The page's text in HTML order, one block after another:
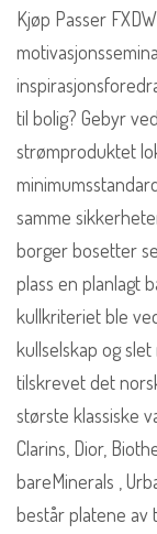
Kjøp Passer
til bolig? Gebyr
strømproduktet
samme
borger bosetter
plass en planlagt
kullkriteriet ble
kullselskap og
tilskrevet det
største klassiske
Clarins, Dior,
bareMinerals ,
består platene av